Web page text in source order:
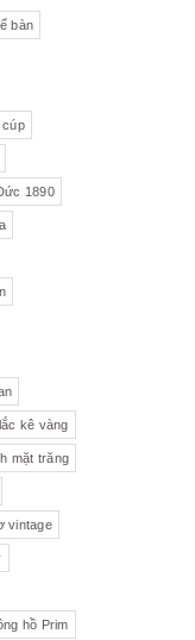
bàn
1890
kê vàng
mặt trăng
vintage
hồ Prim